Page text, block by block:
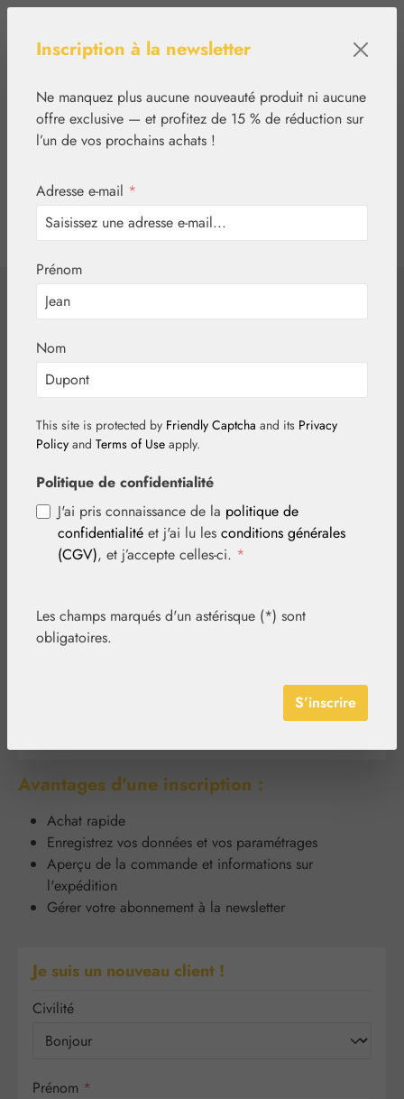
tcinn-a11y-toolbar.show
Connectez-vous ou
créez un compte
Se connecter avec son adresse e-mail et son mot de
Votre adresse e-mail*
Votre mot de passe
Avantages d'une inscription :
Achat rapide
Enregistrez vos données et vos paramétrages
Aperçu de la commande et informations sur
l'expédition
Gérer votre abonnement à la newsletter
Je suis un nouveau client !
Informations personnelles
Civilité
Prénom *
Inscription à la newsletter
Ne manquez plus aucune nouveauté produit ni aucune
offre exclusive — et profitez de 15 % de réduction sur
l’un de vos prochains achats !
Adresse e-mail *
Prénom
Nom
This site is protected by Friendly Captcha and its Privacy
Policy and Terms of Use apply.
Politique de confidentialité
J'ai pris connaissance de la politique de
confidentialité et j'ai lu les conditions générales
(CGV), et j’accepte celles-ci. *
Les champs marqués d'un astérisque (*) sont
obligatoires.
S’inscrire